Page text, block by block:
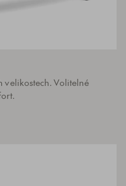
velikostech. Volitelné